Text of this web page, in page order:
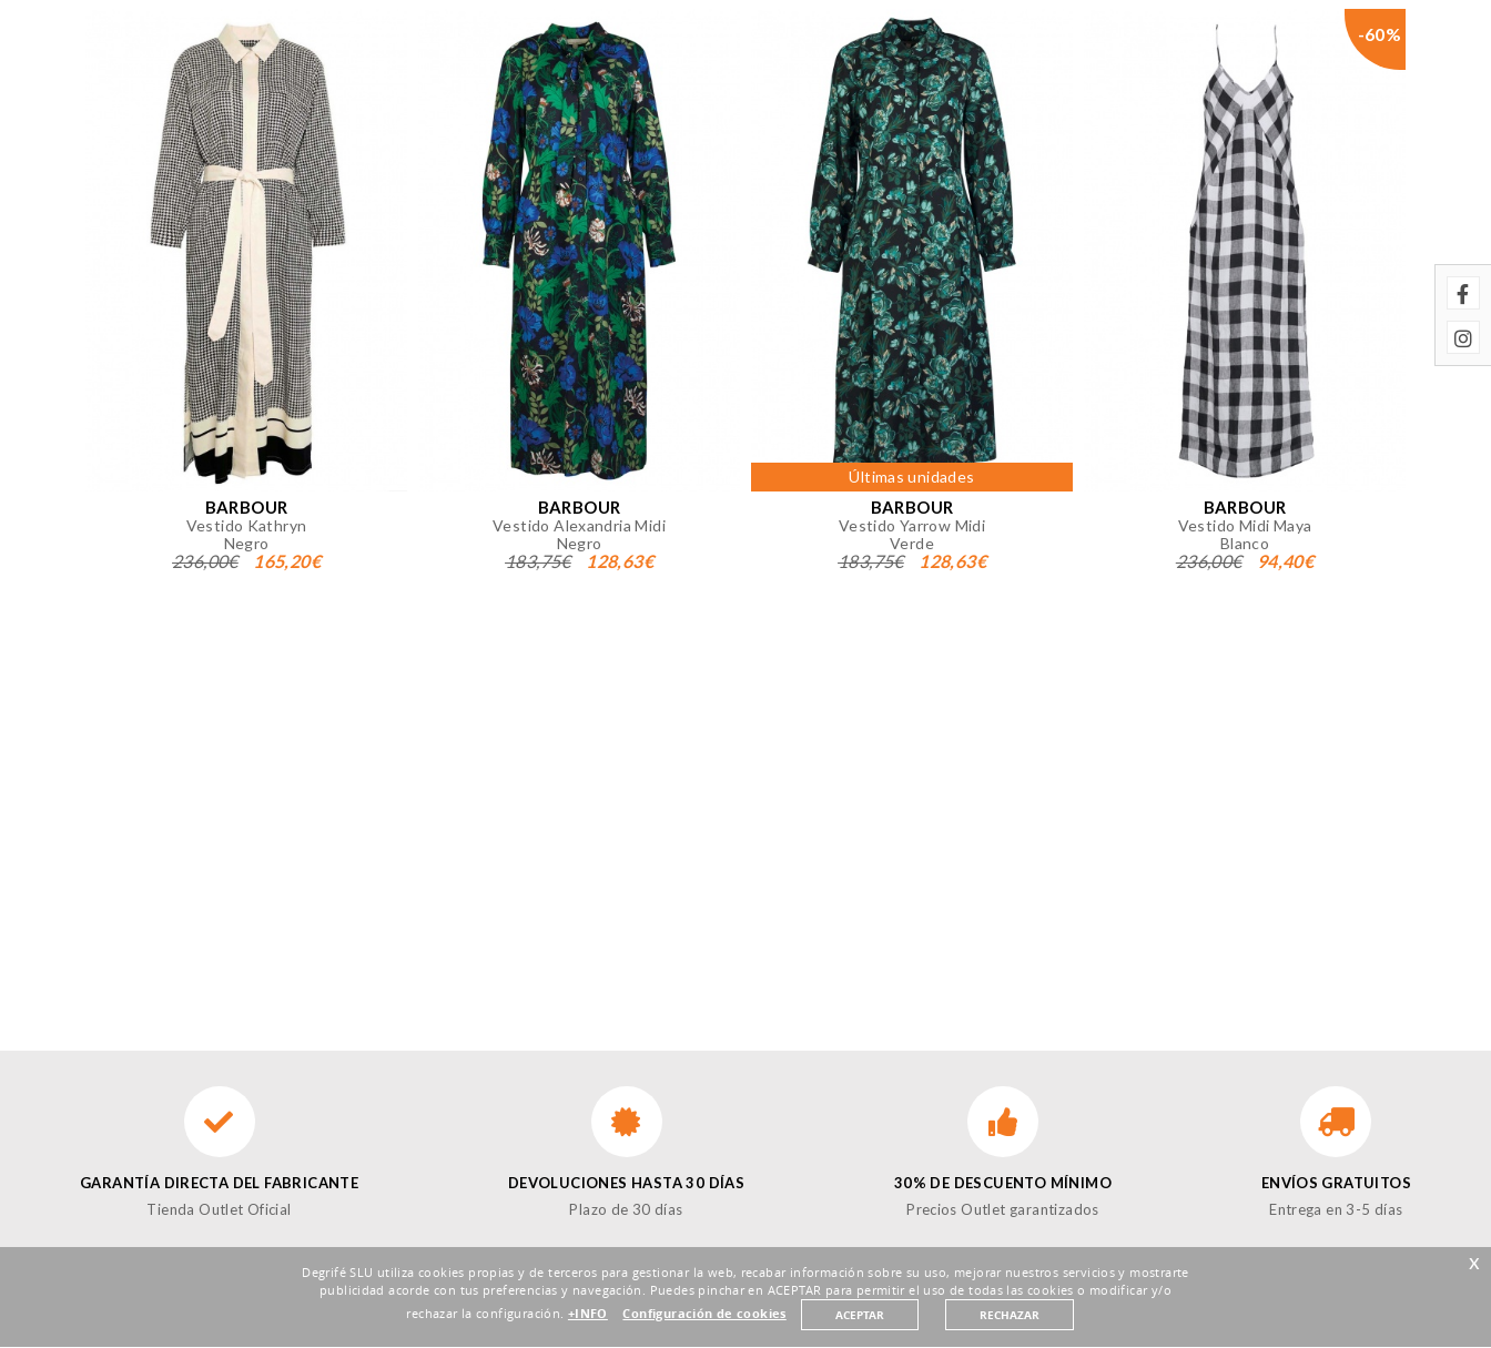
BARBOUR
Vestido Kathryn
Negro
236,00€ 165,20€
BARBOUR
Vestido Alexandria Midi
Negro
183,75€ 128,63€
Últimas unidades
BARBOUR
Vestido Yarrow Midi
Verde
183,75€ 128,63€
-60%
BARBOUR
Vestido Midi Maya
Blanco
236,00€ 94,40€
GARANTÍA DIRECTA DEL FABRICANTE
Tienda Outlet Oficial
DEVOLUCIONES HASTA 30 DÍAS
Plazo de 30 días
30% DE DESCUENTO MÍNIMO
Precios Outlet garantizados
ENVÍOS GRATUITOS
Entrega en 3-5 días
SUSCRÍBETE A LA NEWSLETTER DE FOXBUY
¡SÍGUENOS EN LAS REDES!
x
Degrifé SLU utiliza cookies propias y de terceros para gestionar la web, recabar información sobre su uso, mejorar nuestros servicios y mostrarte
publicidad acorde con tus preferencias y navegación. Puedes pinchar en ACEPTAR para permitir el uso de todas las cookies o modificar y/o
rechazar la configuración. +INFO Configuración de cookies ACEPTAR RECHAZAR
Estas cookies nos permiten contar las visitas y fuentes de tráfico para poder evaluar el rendimiento de nuestro sitio y
mejorarlo. Nos ayudan a saber qué páginas son las más o menos visitadas, y cómo los visitantes navegan por el sitio. Toda la
información que recogen estas cookies es agregada y, por lo tanto, es anónima.
Cookies de preferencias
Estas cookies permiten a la página web recordar información que cambia la forma en que la página se comporta o el aspecto
que tiene, como su idioma preferido o la región en la que usted se encuentra.
Cookies de marketing
Estas cookies se utilizan para rastrear a los visitantes en las páginas web. La intención es mostrar anuncios relevantes y
atractivos para el usuario individual.
GUARDAR CONFIGURACIÓN
Puedes volver a configurar tus cookies desde la sección "Configuración de cookies" al pie de la página. También puedes consultar
nuestrapolítica de cookies